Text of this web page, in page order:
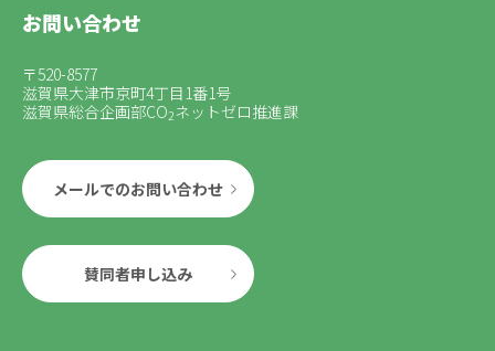
お問い合わせ
〒520-8577
滋賀県大津市京町4丁目1番1号
滋賀県総合企画部CO2ネットゼロ推進課
メールでのお問い合わせ
賛同者申し込み